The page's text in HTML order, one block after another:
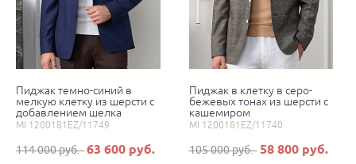
Пиджак темно-синий в
мелкую клетку из шерсти с
добавлением шелка
MI 1200181EZ/11749
114 000 руб.63 600 руб.
Пиджак в клетку в серо-
бежевых тонах из шерсти с
кашемиром
MI 1200181EZ/11740
105 000 руб. 58 800 руб.